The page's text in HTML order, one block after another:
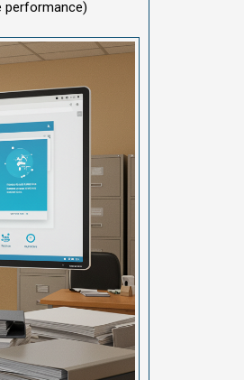
performance)